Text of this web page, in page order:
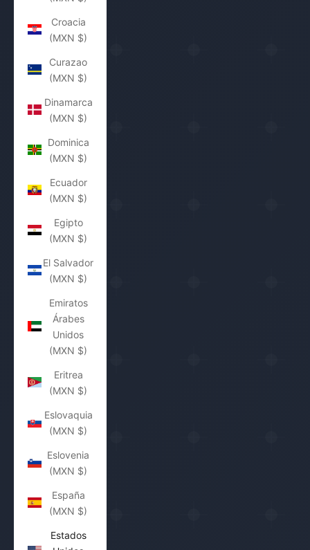
Croacia
(MXN $)
Curazao
(MXN $)
Dinamarca
(MXN $)
Dominica
(MXN $)
Ecuador
(MXN $)
Egipto
(MXN $)
El Salvador
(MXN $)
Emiratos
Árabes
Unidos
(MXN $)
Eritrea
(MXN $)
Eslovaquia
(MXN $)
Eslovenia
(MXN $)
España
(MXN $)
Estados